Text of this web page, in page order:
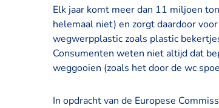
Elk jaar komt meer dan 11 miljoen
helemaal niet) en zorgt daardoor
wegwerpplastic zoals plastic
Consumenten weten niet altijd dat
weggooien (zoals het door de wc
In opdracht van de Europese